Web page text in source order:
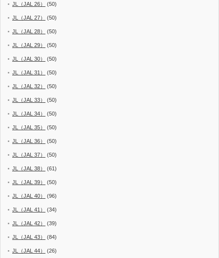
JL（JAL 26） (50)
JL（JAL 27） (50)
JL（JAL 28） (50)
JL（JAL 29） (50)
JL（JAL 30） (50)
JL（JAL 31） (50)
JL（JAL 32） (50)
JL（JAL 33） (50)
JL（JAL 34） (50)
JL（JAL 35） (50)
JL（JAL 36） (50)
JL（JAL 37） (50)
JL（JAL 38） (61)
JL（JAL 39） (50)
JL（JAL 40） (96)
JL（JAL 41） (34)
JL（JAL 42） (39)
JL（JAL 43） (84)
JL（JAL 44） (26)